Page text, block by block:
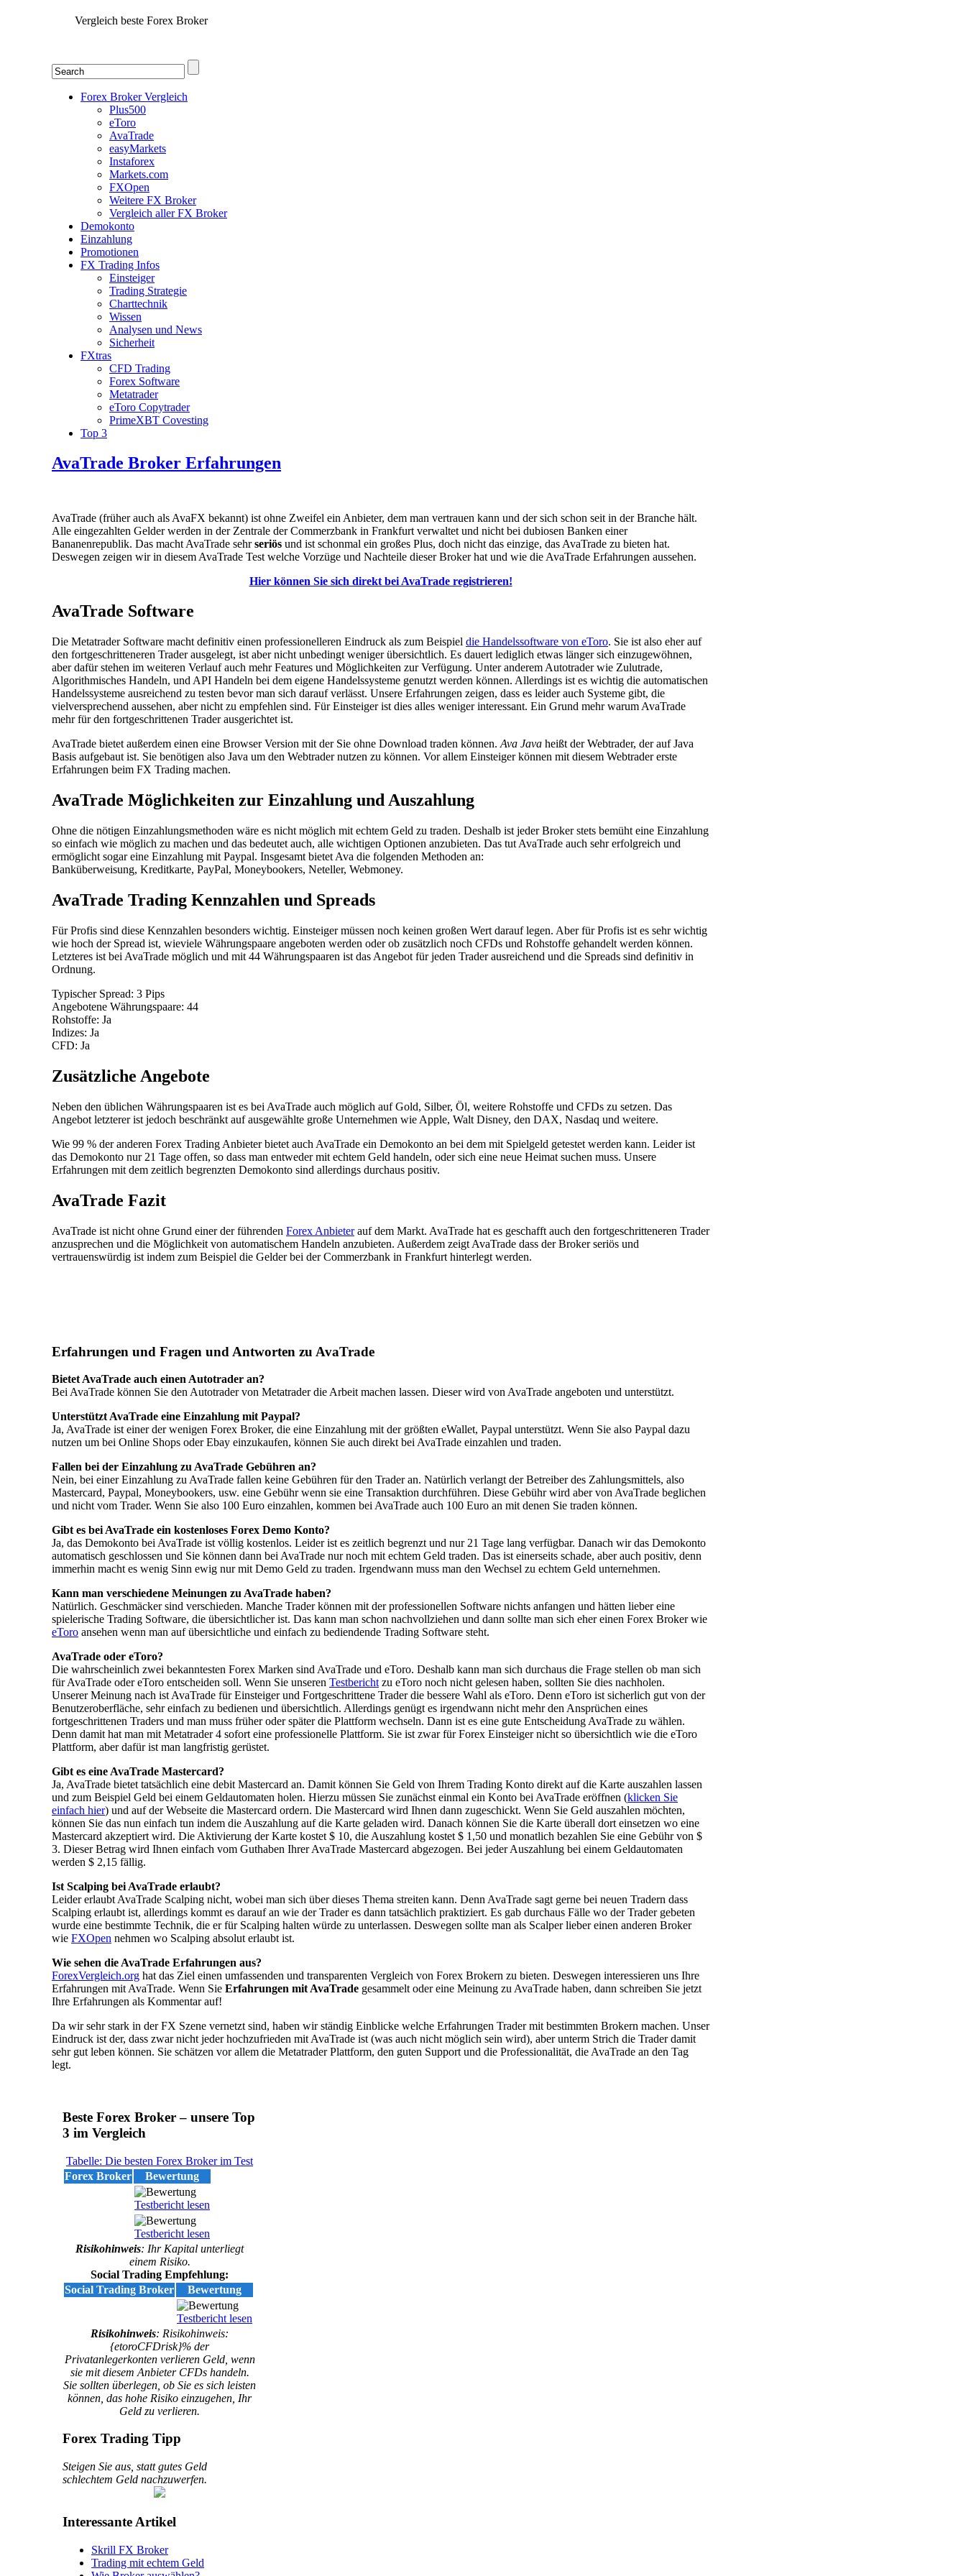
Vergleich beste Forex Broker
Forex Broker Vergleich
Plus500
eToro
AvaTrade
easyMarkets
Instaforex
Markets.com
FXOpen
Weitere FX Broker
Vergleich aller FX Broker
Demokonto
Einzahlung
Promotionen
FX Trading Infos
Einsteiger
Trading Strategie
Charttechnik
Wissen
Analysen und News
Sicherheit
FXtras
CFD Trading
Forex Software
Metatrader
eToro Copytrader
PrimeXBT Covesting
Top 3
AvaTrade Broker Erfahrungen
AvaTrade (früher auch als AvaFX bekannt) ist ohne Zweifel ein Anbieter, dem man vertrauen kann und der sich schon seit in der Branche hält.
Alle eingezahlten Gelder werden in der Zentrale der Commerzbank in Frankfurt verwaltet und nicht bei dubiosen Banken einer
Bananenrepublik. Das macht AvaTrade sehrseriös und ist schonmal ein großes Plus, doch nicht das einzige, das AvaTrade zu bieten hat.
Deswegen zeigen wir in diesem AvaTrade Test welche Vorzüge und Nachteile dieser Broker hat und wie die AvaTrade Erfahrungen aussehen.
Hier können Sie sich direkt bei AvaTrade registrieren!
AvaTrade Software
Die Metatrader Software macht definitiv einen professionelleren Eindruck als zum Beispiel die Handelssoftware von eToro. Sie ist also eher auf
den fortgeschritteneren Trader ausgelegt, ist aber nicht unbedingt weniger übersichtlich. Es dauert lediglich etwas länger sich einzugewöhnen,
aber dafür stehen im weiteren Verlauf auch mehr Features und Möglichkeiten zur Verfügung. Unter anderem Autotrader wie Zulutrade,
Algorithmisches Handeln, und API Handeln bei dem eigene Handelssysteme genutzt werden können. Allerdings ist es wichtig die automatischen
Handelssysteme ausreichend zu testen bevor man sich darauf verlässt. Unsere Erfahrungen zeigen, dass es leider auch Systeme gibt, die
vielversprechend aussehen, aber nicht zu empfehlen sind. Für Einsteiger ist dies alles weniger interessant. Ein Grund mehr warum AvaTrade
mehr für den fortgeschrittenen Trader ausgerichtet ist.
AvaTrade bietet außerdem einen eine Browser Version mit der Sie ohne Download traden können. Ava Java heißt der Webtrader, der auf Java
Basis aufgebaut ist. Sie benötigen also Java um den Webtrader nutzen zu können. Vor allem Einsteiger können mit diesem Webtrader erste
Erfahrungen beim FX Trading machen.
AvaTrade Möglichkeiten zur Einzahlung und Auszahlung
Ohne die nötigen Einzahlungsmethoden wäre es nicht möglich mit echtem Geld zu traden. Deshalb ist jeder Broker stets bemüht eine Einzahlung
so einfach wie möglich zu machen und das bedeutet auch, alle wichtigen Optionen anzubieten. Das tut AvaTrade auch sehr erfolgreich und
ermöglicht sogar eine Einzahlung mit Paypal. Insgesamt bietet Ava die folgenden Methoden an:
Banküberweisung, Kreditkarte, PayPal, Moneybookers, Neteller, Webmoney.
AvaTrade Trading Kennzahlen und Spreads
Für Profis sind diese Kennzahlen besonders wichtig. Einsteiger müssen noch keinen großen Wert darauf legen. Aber für Profis ist es sehr wichtig
wie hoch der Spread ist, wieviele Währungspaare angeboten werden oder ob zusätzlich noch CFDs und Rohstoffe gehandelt werden können.
Letzteres ist bei AvaTrade möglich und mit 44 Währungspaaren ist das Angebot für jeden Trader ausreichend und die Spreads sind definitiv in
Ordnung.
Typischer Spread: 3 Pips
Angebotene Währungspaare: 44
Rohstoffe: Ja
Indizes: Ja
CFD: Ja
Zusätzliche Angebote
Neben den üblichen Währungspaaren ist es bei AvaTrade auch möglich auf Gold, Silber, Öl, weitere Rohstoffe und CFDs zu setzen. Das
Angebot letzterer ist jedoch beschränkt auf ausgewählte große Unternehmen wie Apple, Walt Disney, den DAX, Nasdaq und weitere.
Wie 99 % der anderen Forex Trading Anbieter bietet auch AvaTrade ein Demokonto an bei dem mit Spielgeld getestet werden kann. Leider ist
das Demokonto nur 21 Tage offen, so dass man entweder mit echtem Geld handeln, oder sich eine neue Heimat suchen muss. Unsere
Erfahrungen mit dem zeitlich begrenzten Demokonto sind allerdings durchaus positiv.
AvaTrade Fazit
AvaTrade ist nicht ohne Grund einer der führenden Forex Anbieterauf dem Markt. AvaTrade hat es geschafft auch den fortgeschritteneren Trader
anzusprechen und die Möglichkeit von automatischem Handeln anzubieten. Außerdem zeigt AvaTrade dass der Broker seriös und
vertrauenswürdig ist indem zum Beispiel die Gelder bei der Commerzbank in Frankfurt hinterlegt werden.
Erfahrungen und Fragen und Antworten zu AvaTrade
Bietet AvaTrade auch einen Autotrader an?
Bei AvaTrade können Sie den Autotrader von Metatrader die Arbeit machen lassen. Dieser wird von AvaTrade angeboten und unterstützt.
Unterstützt AvaTrade eine Einzahlung mit Paypal?
Ja, AvaTrade ist einer der wenigen Forex Broker, die eine Einzahlung mit der größten eWallet, Paypal unterstützt. Wenn Sie also Paypal dazu
nutzen um bei Online Shops oder Ebay einzukaufen, können Sie auch direkt bei AvaTrade einzahlen und traden.
Fallen bei der Einzahlung zu AvaTrade Gebühren an?
Nein, bei einer Einzahlung zu AvaTrade fallen keine Gebühren für den Trader an. Natürlich verlangt der Betreiber des Zahlungsmittels, also
Mastercard, Paypal, Moneybookers, usw. eine Gebühr wenn sie eine Transaktion durchführen. Diese Gebühr wird aber von AvaTrade beglichen
und nicht vom Trader. Wenn Sie also 100 Euro einzahlen, kommen bei AvaTrade auch 100 Euro an mit denen Sie traden können.
Gibt es bei AvaTrade ein kostenloses Forex Demo Konto?
Ja, das Demokonto bei AvaTrade ist völlig kostenlos. Leider ist es zeitlich begrenzt und nur 21 Tage lang verfügbar. Danach wir das Demokonto
automatisch geschlossen und Sie können dann bei AvaTrade nur noch mit echtem Geld traden. Das ist einerseits schade, aber auch positiv, denn
immerhin macht es wenig Sinn ewig nur mit Demo Geld zu traden. Irgendwann muss man den Wechsel zu echtem Geld unternehmen.
Kann man verschiedene Meinungen zu AvaTrade haben?
Natürlich. Geschmäcker sind verschieden. Manche Trader können mit der professionellen Software nichts anfangen und hätten lieber eine
spielerische Trading Software, die übersichtlicher ist. Das kann man schon nachvollziehen und dann sollte man sich eher einen Forex Broker wie
eToro ansehen wenn man auf übersichtliche und einfach zu bediendende Trading Software steht.
AvaTrade oder eToro?
Die wahrscheinlich zwei bekanntesten Forex Marken sind AvaTrade und eToro. Deshalb kann man sich durchaus die Frage stellen ob man sich
für AvaTrade oder eToro entscheiden soll. Wenn Sie unseren Testbericht zu eToro noch nicht gelesen haben, sollten Sie dies nachholen.
Unserer Meinung nach ist AvaTrade für Einsteiger und Fortgeschrittene Trader die bessere Wahl als eToro. Denn eToro ist sicherlich gut von der
Benutzeroberfläche, sehr einfach zu bedienen und übersichtlich. Allerdings genügt es irgendwann nicht mehr den Ansprüchen eines
fortgeschrittenen Traders und man muss früher oder später die Plattform wechseln. Dann ist es eine gute Entscheidung AvaTrade zu wählen.
Denn damit hat man mit Metatrader 4 sofort eine professionelle Plattform. Sie ist zwar für Forex Einsteiger nicht so übersichtlich wie die eToro
Plattform, aber dafür ist man langfristig gerüstet.
Gibt es eine AvaTrade Mastercard?
Ja, AvaTrade bietet tatsächlich eine debit Mastercard an. Damit können Sie Geld von Ihrem Trading Konto direkt auf die Karte auszahlen lassen
und zum Beispiel Geld bei einem Geldautomaten holen. Hierzu müssen Sie zunächst einmal ein Konto bei AvaTrade eröffnen (klicken Sie
einfach hier) und auf der Webseite die Mastercard ordern. Die Mastercard wird Ihnen dann zugeschickt. Wenn Sie Geld auszahlen möchten,
können Sie das nun einfach tun indem die Auszahlung auf die Karte geladen wird. Danach können Sie die Karte überall dort einsetzen wo eine
Mastercard akzeptiert wird. Die Aktivierung der Karte kostet $ 10, die Auszahlung kostet $ 1,50 und monatlich bezahlen Sie eine Gebühr von $
3. Dieser Betrag wird Ihnen einfach vom Guthaben Ihrer AvaTrade Mastercard abgezogen. Bei jeder Auszahlung bei einem Geldautomaten
werden $ 2,15 fällig.
Ist Scalping bei AvaTrade erlaubt?
Leider erlaubt AvaTrade Scalping nicht, wobei man sich über dieses Thema streiten kann. Denn AvaTrade sagt gerne bei neuen Tradern dass
Scalping erlaubt ist, allerdings kommt es darauf an wie der Trader es dann tatsächlich praktiziert. Es gab durchaus Fälle wo der Trader gebeten
wurde eine bestimmte Technik, die er für Scalping halten würde zu unterlassen. Deswegen sollte man als Scalper lieber einen anderen Broker
wie FXOpen nehmen wo Scalping absolut erlaubt ist.
Wie sehen die AvaTrade Erfahrungen aus?
ForexVergleich.org hat das Ziel einen umfassenden und transparenten Vergleich von Forex Brokern zu bieten. Deswegen interessieren uns Ihre
Erfahrungen mit AvaTrade. Wenn Sie Erfahrungen mit AvaTrade gesammelt oder eine Meinung zu AvaTrade haben, dann schreiben Sie jetzt
Ihre Erfahrungen als Kommentar auf!
Da wir sehr stark in der FX Szene vernetzt sind, haben wir ständig Einblicke welche Erfahrungen Trader mit bestimmten Brokern machen. Unser
Eindruck ist der, dass zwar nicht jeder hochzufrieden mit AvaTrade ist (was auch nicht möglich sein wird), aber unterm Strich die Trader damit
sehr gut leben können. Sie schätzen vor allem die Metatrader Plattform, den guten Support und die Professionalität, die AvaTrade an den Tag
legt.
Beste Forex Broker – unsere Top
3 im Vergleich
Tabelle: Die besten Forex Broker im Test
Forex Broker
Bewertung
Testbericht lesen
Testbericht lesen
Risikohinweis: Ihr Kapital unterliegt
einem Risiko.
Social Trading Empfehlung:
Social Trading Broker
Bewertung
Testbericht lesen
Risikohinweis: Risikohinweis:
{etoroCFDrisk}% der
Privatanlegerkonten verlieren Geld, wenn
sie mit diesem Anbieter CFDs handeln.
Sie sollten überlegen, ob Sie es sich leisten
können, das hohe Risiko einzugehen, Ihr
Geld zu verlieren.
Forex Trading Tipp
Steigen Sie aus, statt gutes Geld
schlechtem Geld nachzuwerfen.
Interessante Artikel
Skrill FX Broker
Trading mit echtem Geld